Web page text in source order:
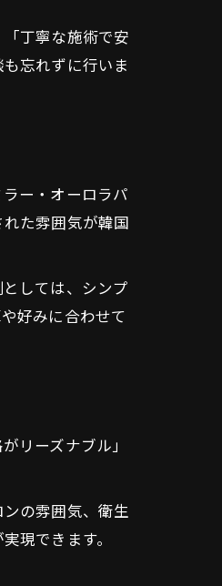
丁寧な施術で安
忘れずに行いま
ー・オーロラパ
た雰囲気が韓国
しては、シンプ
好みに合わせて
リーズナブル」
の雰囲気、衛生
現できます。